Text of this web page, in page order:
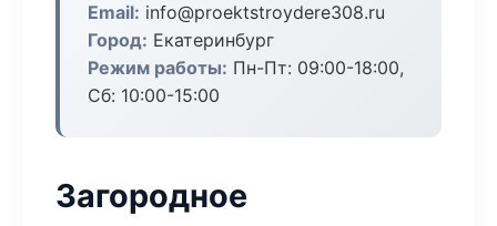
Email: info@proektstroydere308.ru
Город: Екатеринбург
Режим работы: Пн-Пт: 09:00-18:00,
Сб: 10:00-15:00
Загородное